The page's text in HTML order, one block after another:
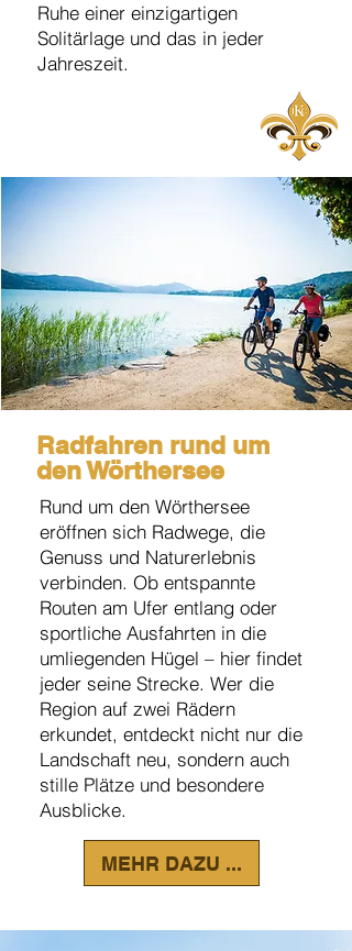
Ruhe einer einzigartigen
Solitärlage und das in jeder
Jahreszeit.
Radfahren rund um
den Wörthersee
Rund um den Wörthersee
eröffnen sich Radwege, die
Genuss und Naturerlebnis
verbinden. Ob entspannte
Routen am Ufer entlang oder
sportliche Ausfahrten in die
umliegenden Hügel – hier findet
jeder seine Strecke. Wer die
Region auf zwei Rädern
erkundet, entdeckt nicht nur die
Landschaft neu, sondern auch
stille Plätze und besondere
Ausblicke.
MEHR DAZU ...